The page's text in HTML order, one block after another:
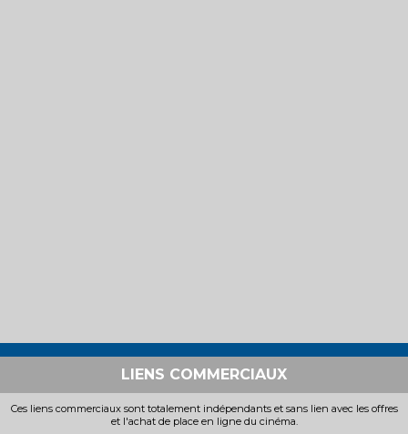
LIENS COMMERCIAUX
Ces liens commerciaux sont totalement indépendants et sans lien avec les offres
et l'achat de place en ligne du cinéma.